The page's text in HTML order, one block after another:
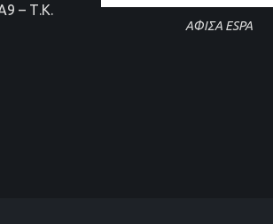
– Τ.Κ.
ΑΦΙΣΑ ESPA